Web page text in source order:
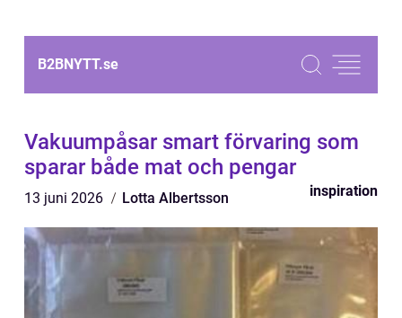
B2BNYTT.se
Vakuumpåsar smart förvaring som
sparar både mat och pengar
13 juni 2026 Lotta Albertsson inspiration